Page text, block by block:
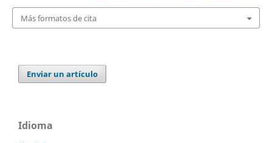
Más formatos de cita
Enviar un artículo
Idioma